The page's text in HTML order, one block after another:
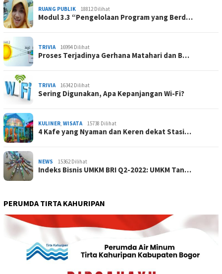
RUANG PUBLIK 18812 Dilihat
Modul 3.3 “Pengelolaan Program yang Berd…
TRIVIA 16994 Dilihat
Proses Terjadinya Gerhana Matahari dan B…
TRIVIA 16342 Dilihat
Sering Digunakan, Apa Kepanjangan Wi-Fi?
KULINER, WISATA 15738 Dilihat
4 Kafe yang Nyaman dan Keren dekat Stasi…
NEWS 15362 Dilihat
Indeks Bisnis UMKM BRI Q2-2022: UMKM Tan…
PERUMDA TIRTA KAHURIPAN